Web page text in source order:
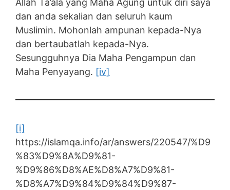
Allah Ta’ala yang Maha Agung untuk diri saya
dan anda sekalian dan seluruh kaum
Muslimin. Mohonlah ampunan kepada-Nya
dan bertaubatlah kepada-Nya.
Sesungguhnya Dia Maha Pengampun dan
Maha Penyayang. [iv]
[i]
https://islamqa.info/ar/answers/220547/%D9
%83%D9%8A%D9%81-
%D9%86%D8%AE%D8%A7%D9%81-
%D8%A7%D9%84%D9%84%D9%87-